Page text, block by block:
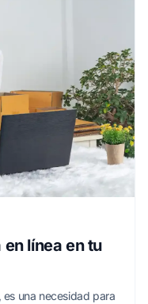
línea en tu
una necesidad para